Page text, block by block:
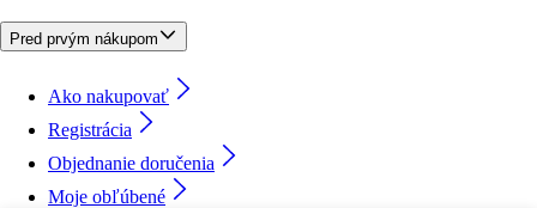
Pred prvým nákupom
Ako nakupovať
Registrácia
Objednanie doručenia
Moje obľúbené